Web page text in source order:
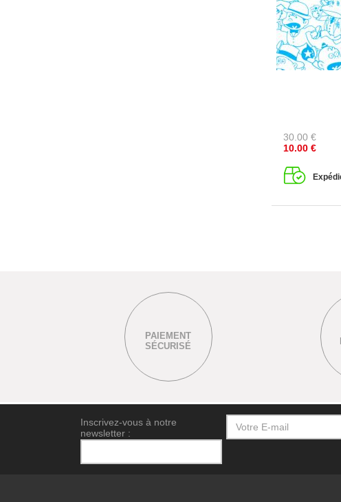
30.00 €
10.00 €
PAIEMENT
SÉCURISÉ
Inscrivez-vous à notre
newsletter :